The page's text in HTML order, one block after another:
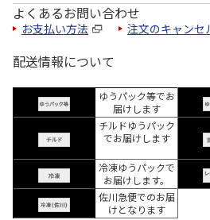
よくあるお問い合わせ
お支払い方法 注文のキャンセ
配送情報について
ゆうパック等でお
届けします
チルドゆうパック
でお届けします
冷凍ゆうパックで
お届けします。
佐川急便でのお届
けとなります